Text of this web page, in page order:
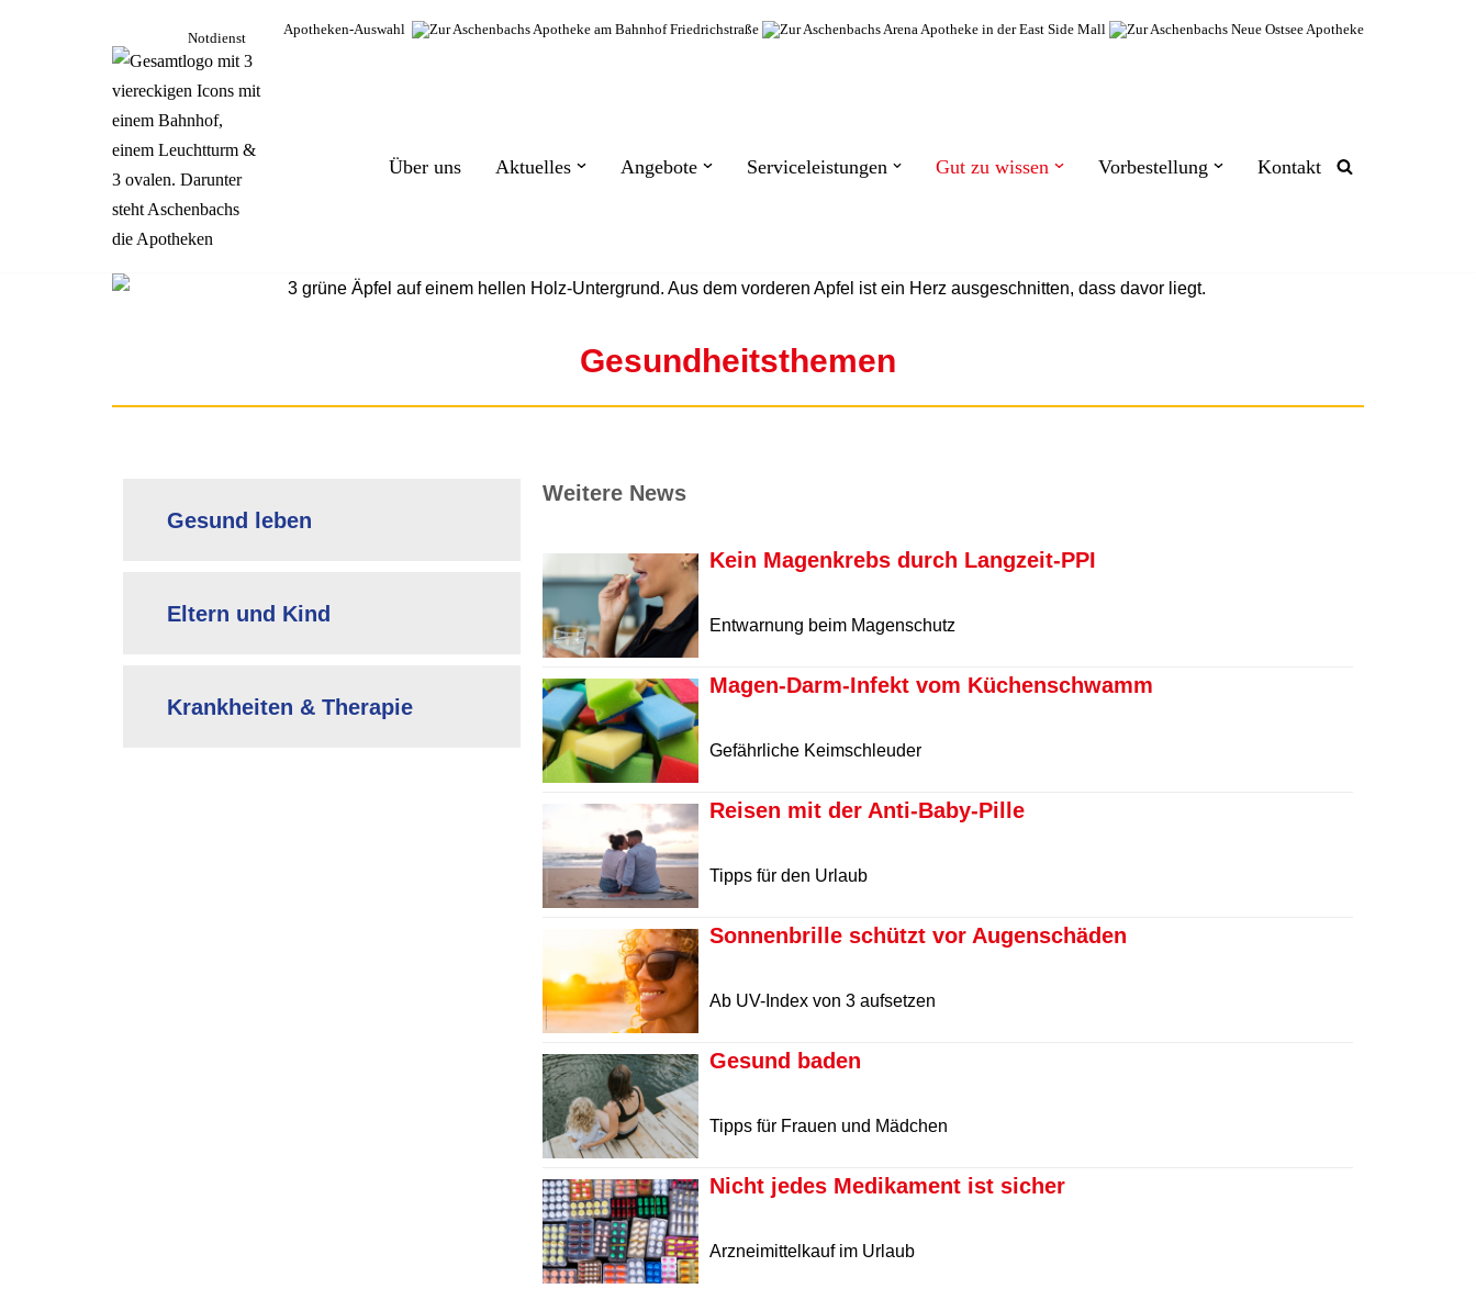
Notdienst
Apotheken-Auswahl
Über uns Aktuelles Angebote Serviceleistungen Gut zu wissen Vorbestellung Kontakt
Gesundheitsthemen
Gesund leben
Eltern und Kind
Krankheiten & Therapie
Weitere News
Kein Magenkrebs durch Langzeit-PPI
Entwarnung beim Magenschutz
Magen-Darm-Infekt vom Küchenschwamm
Gefährliche Keimschleuder
Reisen mit der Anti-Baby-Pille
Tipps für den Urlaub
Sonnenbrille schützt vor Augenschäden
Ab UV-Index von 3 aufsetzen
Gesund baden
Tipps für Frauen und Mädchen
Nicht jedes Medikament ist sicher
Arzneimittelkauf im Urlaub